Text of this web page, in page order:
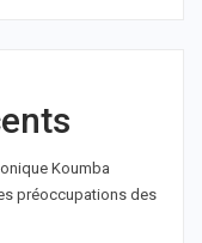
Koumba
préoccupations des